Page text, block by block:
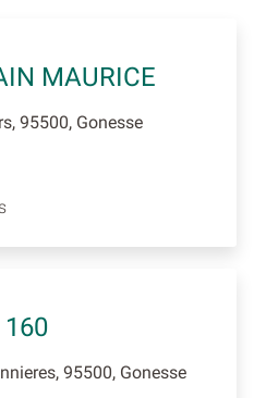
MAURICE
95500, Gonesse
160
95500, Gonesse